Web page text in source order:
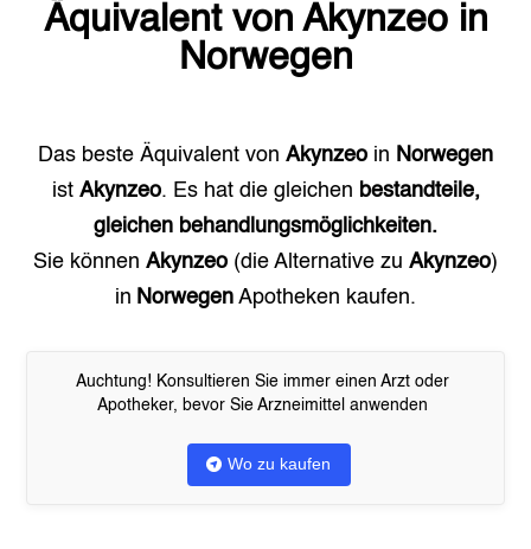
Äquivalent von Akynzeoin
Norwegen
Das beste Äquivalent von Akynzeo in Norwegen
ist Akynzeo. Es hat die gleichen bestandteile,
gleichen behandlungsmöglichkeiten.
Sie können Akynzeo (die Alternative zu Akynzeo)
in Norwegen Apotheken kaufen.
Auchtung! Konsultieren Sie immer einen Arzt oder
Apotheker, bevor Sie Arzneimittel anwenden
Wo zu kaufen